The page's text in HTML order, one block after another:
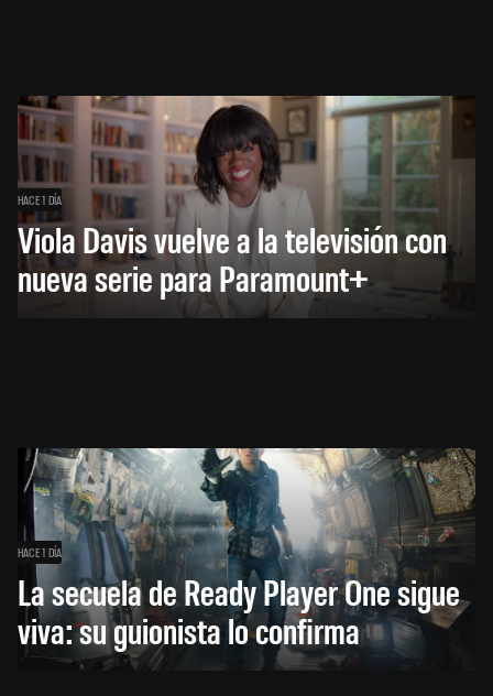
HACE 1 DÍA
Viola Davis vuelve a la televisión con
nueva serie para Paramount+
HACE 1 DÍA
La secuela de Ready Player One sigue
viva: su guionista lo confirma